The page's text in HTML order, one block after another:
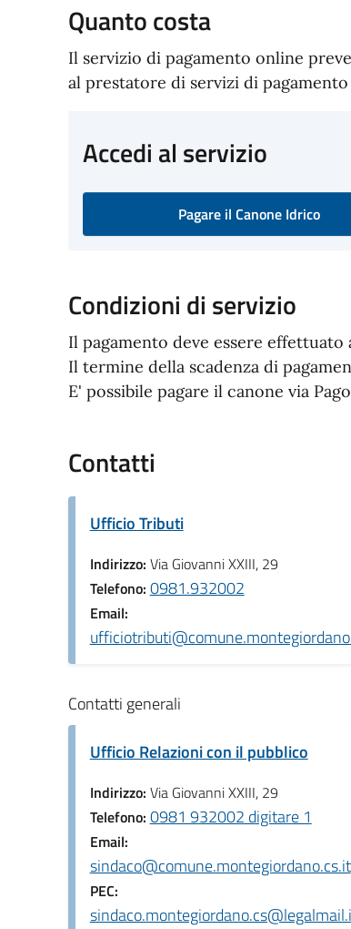
Quanto costa
Il servizio di pagamento online
al prestatore di servizi di pagamento
Accedi al servizio
Pagare il Canone Idrico
Condizioni di servizio
Il pagamento deve essere effettuato
Il termine della scadenza di
E' possibile pagare il canone via
Contatti
Ufficio Tributi
Indirizzo: Via Giovanni XXIII, 29
Telefono: 0981.932002
Email:
Contatti generali
Ufficio Relazioni con il pubblico
Indirizzo: Via Giovanni XXIII, 29
Telefono: 0981 932002 digitare 1
Email:
sindaco@comune.montegiordano.cs.it
PEC: